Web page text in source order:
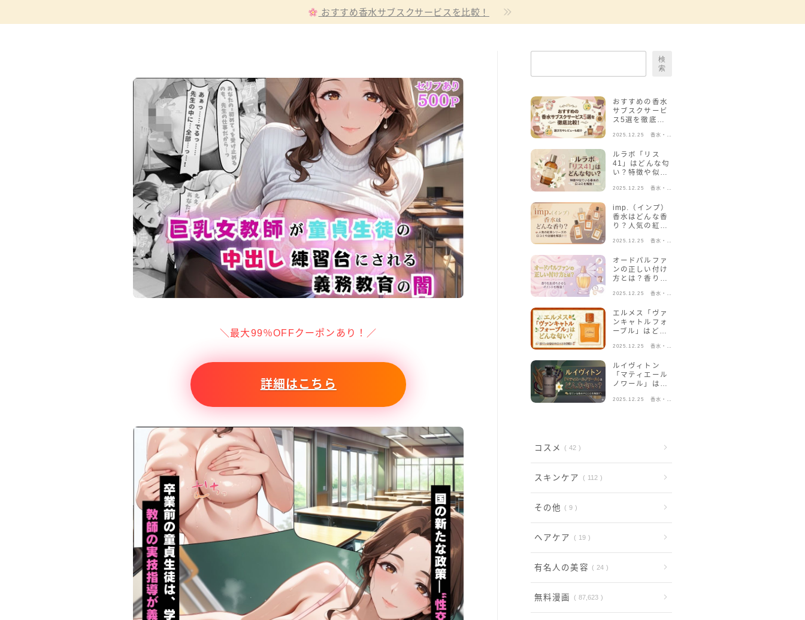
おすすめ香水サブスクサービスを比較！
＼最大99％OFFクーポンあり！／
詳細はこちら
検
索
おすすめの香水
サブスクサービ
ス5選を徹底比
ビューも紹介
2025.12.25
香水・フ
ルラボ「リス
41」はどんな匂
い？特徴や似て
ミを解説！
2025.12.25
香水・フ
imp.（インプ）
香水はどんな香
り？人気の紅茶
ミや店舗を解
2025.12.25
香水・フ
オードパルファ
ンの正しい付け
方とは？香りを
イントを解説！
2025.12.25
香水・フ
エルメス「ヴァ
ンキャトルフォ
ーブル」はどん
る香水や口コミ
2025.12.25
香水・フ
ルイヴィトン
「マティエール
ノワール」はど
いる香水や口コ
2025.12.25
香水・フ
コスメ 42
スキンケア 112
その他 9
ヘアケア 19
有名人の美容 24
無料漫画 87,623